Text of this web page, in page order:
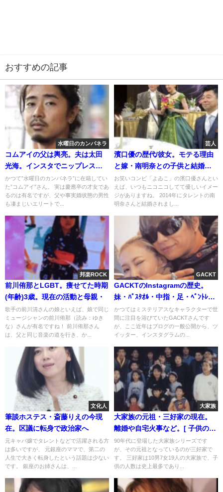
おすすめの記事
水曜日のカンパネラ
コムアイの父は輿亮。夫は太田
光海。インスタでニップレスを
アップで炎上
かつて”水曜日のカンパネラ”に在籍してい
た”コムアイ”さん。 実は慶應卒の才女であ
るのは有名ですが、父や事実婚状態の男性
も凄まじいエリートで...
芸人
濱口優の歴代/彼女。モテる理由
と嫁・南明奈との子供と結婚生
活。離婚の噂は?
お笑いコンビ「よゐこ」の濱口優さんとい
えば、いつもニコニコしてて優しいイメー
ジがありますね。 2014年にタレントの南
明奈さんと結婚されまし...
邦楽ROCK
前川侑那とLGBT。痩せてた時期
(年齢)3歳。現在の活動と母親・
歌手の前川清さんの娘といえば、娘で同じ
ミュージシャンの前川侑那（読み：ゆき
な）さんが有名ですね！ 前川侑那さん
は、父と同じ音楽の道を行き、か...
GACKT
GACKTのInstagramの歴史。
妹・ﾊﾞｽﾀｵﾙ・中指・足・ﾍﾞﾝﾄﾚｰ
(画像)
かつてはミステリアスなキャラクターで世
間に注目を浴びていたGACKTさんです
が、ここ近年はブログの一般公開から、ツ
イッター、インスタグラムの...
文化人
筆談ホステス・斎藤りえの今現
在。区議に転身で政治家へ
元キャバ嬢でタレントなどで活躍される方
は多いですが、 元銀座のママで、第二の
人生で大きく転身したという話題は少ない
です。 銀座のお姉さんは、...
大家族
大家族の元祖・三好家の現在。
離婚や自宅火事など。[ 子供の人
数最多]
90年代に登場した大家族シリーズです
が、その元祖となっているのが三好家で
す。 三好家は10男7女19人の大家族で、子
供の人数は史上最多であり...